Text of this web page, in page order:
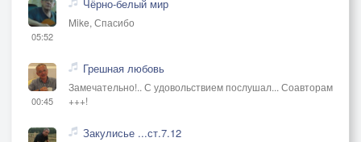
05:52
Чёрно-белый мир
Mike, Спасибо
00:45
Грешная любовь
Замечательно!.. С удовольствием послушал... Соавторам
+++!
Закулисье ...ст.7.12